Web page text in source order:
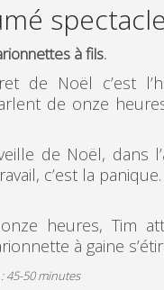
spectacle
à fils.
de Noël c’est
de onze
de Noël, dans
c’est la
heures, Tim
à gaine
45-50 minutes